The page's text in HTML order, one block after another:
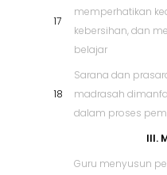
17
memperhatikan
kebersihan, dan
belajar
18
Sarana dan
madrasah
dalam proses
III.
Guru menyusun